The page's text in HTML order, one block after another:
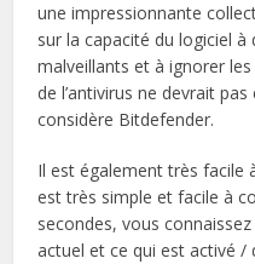
une impressionnante
sur la capacité du logiciel à
malveillants et à ignorer
de l’antivirus ne devrait
considère Bitdefender.
Il est également très facile
est très simple et facile à
secondes, vous
actuel et ce qui est activé /